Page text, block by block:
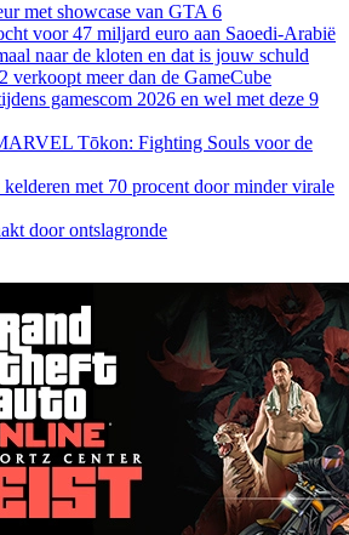
met showcase van GTA 6
voor 47 miljard euro aan Saoedi-Arabië
naar de kloten en dat is jouw schuld
verkoopt meer dan de GameCube
gamescom 2026 en wel met deze 9
Tōkon: Fighting Souls voor de
met 70 procent door minder virale
door ontslagronde